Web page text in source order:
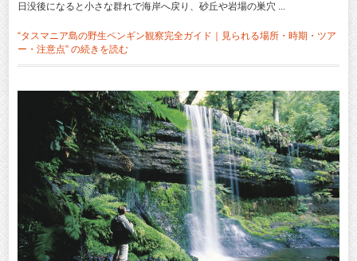
日没後になると小さな群れで海岸へ戻り、砂丘や岩場の巣穴 ...
“タスマニア島の野生ペンギン観察完全ガイド｜見られる場所・時期・ツア
ー・注意点” の続きを読む